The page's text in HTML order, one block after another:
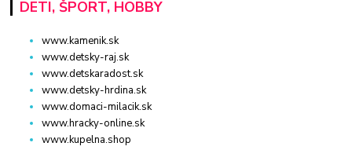
DETI, ŠPORT, HOBBY
www.kamenik.sk
www.detsky-raj.sk
www.detskaradost.sk
www.detsky-hrdina.sk
www.domaci-milacik.sk
www.hracky-online.sk
www.kupelna.shop